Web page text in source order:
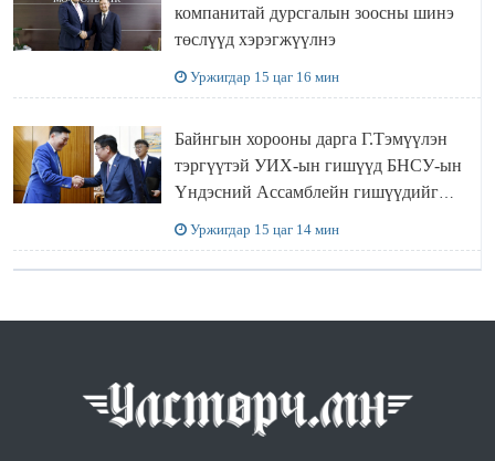
компанитай дурсгалын зоосны шинэ
төслүүд хэрэгжүүлнэ
Уржигдар 15 цаг 16 мин
Байнгын хорооны дарга Г.Тэмүүлэн
тэргүүтэй УИХ-ын гишүүд БНСУ-ын
Үндэсний Ассамблейн гишүүдийг
Уржигдар 15 цаг 14 мин